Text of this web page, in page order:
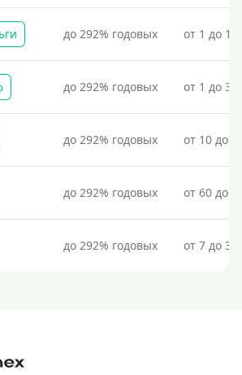
до 292% годовых от 1 до
до 292% годовых от 1 до
до 292% годовых от 10 до
до 292% годовых от 60 до
до 292% годовых от 7 до